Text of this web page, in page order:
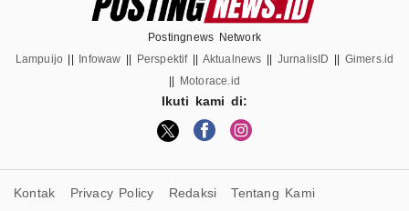
Postingnews Network
Lampuijo
Infowaw Perspektif|| Aktualnews JurnalisID
Gimers.id
Motorace.id
Ikuti kami di:
Kontak Privacy Policy Redaksi Tentang Kami